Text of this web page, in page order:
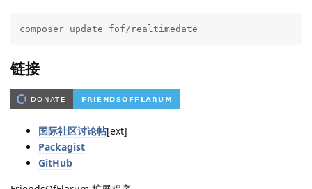
composer update fof/realtimedate
链接
国际社区讨论帖[ext]
Packagist
GitHub